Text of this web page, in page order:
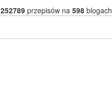
252789przepisów na 598